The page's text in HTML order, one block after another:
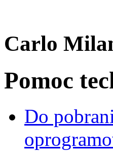
Carlo
Pomoc
Do